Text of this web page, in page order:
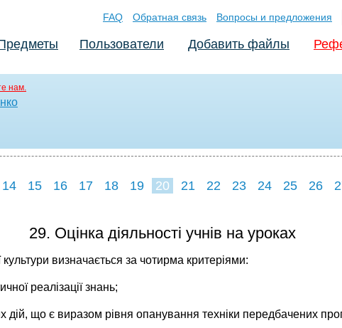
FAQ Обратная связь Вопросы и предложения
Пользователи Добавить файлы
нам.
14 15 16 17 18 19 20 21 22 23 24 25 26
29. Оцінка діяльності учнів на уроках
культури визначається за чотирма критеріями:
реалізації знань;
дій, що є виразом рівня опанування техніки передбачених